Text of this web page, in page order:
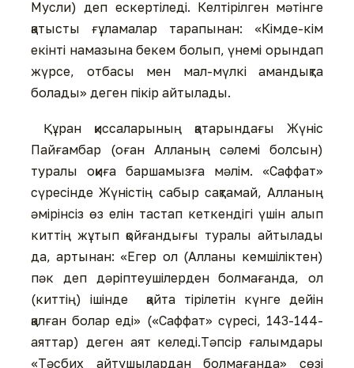
Мусли) деп ескертіледі. Келтірілген мәтінге
қатысты ғұламалар тарапынан: «Кімде-кім
екінті намазына бекем болып, үнемі орындап
жүрсе, отбасы мен мал-мүлкі амандықта
болады» деген пікір айтылады.
Құран қиссаларының қатарындағы Жүніс
Пайғамбар (оған Алланың сәлемі болсын)
туралы оқиға баршамызға мәлім. «Саффат»
сүресінде Жүністің сабыр сақтамай, Алланың
әмірінсіз өз елін тастап кеткендігі үшін алып
киттің жұтып қойғандығы туралы айтылады
да, артынан: «Егер ол (Алланы кемшіліктен)
пәк деп дәріптеушілерден болмағанда, ол
(киттің) ішінде қайта тірілетін күнге дейін
қалған болар еді» («Саффат» сүресі, 143-144-
аяттар) деген аят келеді.Тәпсір ғалымдары
«Тәсбих айтушылардан болмағанда» сөзі